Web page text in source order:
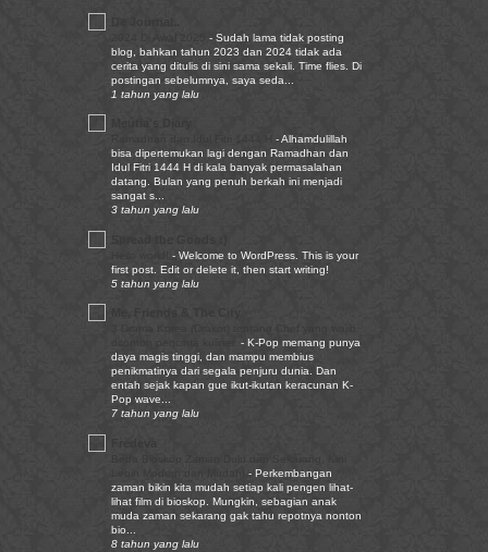
- Sudah lama tidak posting
blog, bahkan tahun 2023 dan 2024 tidak ada
cerita yang ditulis di sini sama sekali. Time flies. Di
postingan sebelumnya, saya seda...
1 tahun yang lalu
-Alhamdulillah
bisa dipertemukan lagi dengan Ramadhan dan
Idul Fitri 1444 H di kala banyak permasalahan
datang. Bulan yang penuh berkah ini menjadi
sangat s...
3 tahun yang lalu
- Welcome to WordPress. This is your
first post. Edit or delete it, then start writing!
5 tahun yang lalu
- K-Pop memang punya
daya magis tinggi, dan mampu membius
penikmatinya dari segala penjuru dunia. Dan
entah sejak kapan gue ikut-ikutan keracunan K-
Pop wave...
7 tahun yang lalu
- Perkembangan
zaman bikin kita mudah setiap kali pengen lihat-
lihat film di bioskop. Mungkin, sebagian anak
muda zaman sekarang gak tahu repotnya nonton
bio...
8 tahun yang lalu